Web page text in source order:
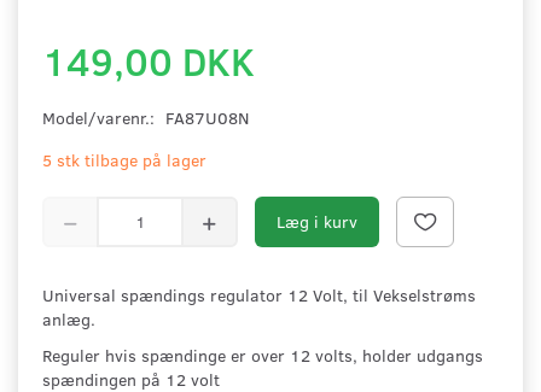
149,00 DKK
Model/varenr.: FA87U08N
5 stk tilbage på lager
Læg i kurv
Universal spændings regulator 12 Volt, til Vekselstrøms
anlæg.
Reguler hvis spændinge er over 12 volts, holder udgangs
spændingen på 12 volt